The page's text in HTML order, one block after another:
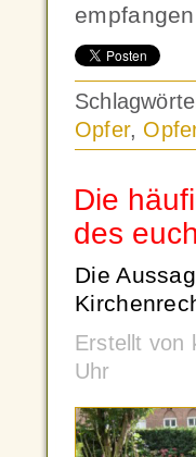
Opfer,
Die
des
Die
Erstellt von
Uhr